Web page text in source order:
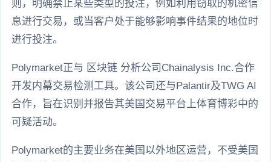
则，明确禁止某些类型的投注，例如利用窃取的机密信
息进行交易，或当客户处于能够影响事件结果的地位时
进行投注。
Polymarket正与 区块链 分析公司Chainalysis Inc.合作
开发内幕交易检测工具。该公司还与Palantir及TWG AI
合作，旨在识别并报告其美国交易平台上体育博彩中的
可疑活动。
Polymarket的主要业务在美国以外地区运营，不受美国